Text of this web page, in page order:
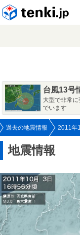
台風13号
大型で非常
でいます
過去の地震情報 2011年
地震情報